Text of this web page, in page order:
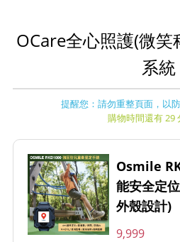
OCare全心照護(微笑
系統
提醒您：請勿重整頁面，以
購物時間還有 29
Osmile
能安全定
外殼設計)
9,999